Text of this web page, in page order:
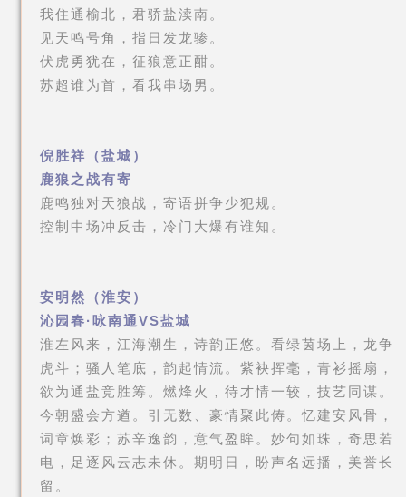
我住通榆北，君骄盐渎南。
见天鸣号角，指日发龙骖。
伏虎勇犹在，征狼意正酣。
苏超谁为首，看我串场男。
倪胜祥（盐城）
鹿狼之战有寄
鹿鸣独对天狼战，寄语拼争少犯规。
控制中场冲反击，冷门大爆有谁知。
安明然（淮安）
沁园春·咏南通VS盐城
淮左风来，江海潮生，诗韵正悠。看绿茵场上，龙争
虎斗；骚人笔底，韵起情流。紫袂挥毫，青衫摇扇，
欲为通盐竞胜筹。燃烽火，待才情一较，技艺同谋。
今朝盛会方遒。引无数、豪情聚此俦。忆建安风骨，
词章焕彩；苏辛逸韵，意气盈眸。妙句如珠，奇思若
电，足逐风云志未休。期明日，盼声名远播，美誉长
留。